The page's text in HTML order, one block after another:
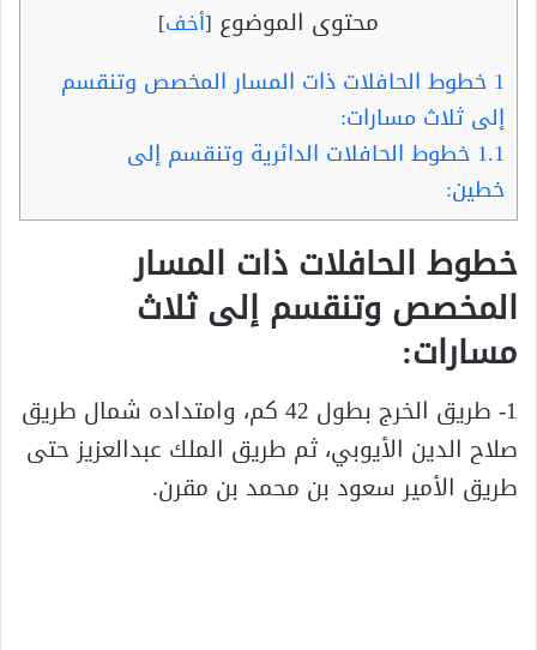
محتوى الموضوع [أخف]
1 خطوط الحافلات ذات المسار المخصص وتنقسم
إلى ثلاث مسارات:
1.1 خطوط الحافلات الدائرية وتنقسم إلى
خطين:
خطوط الحافلات ذات المسار
المخصص وتنقسم إلى ثلاث
مسارات:
1- طريق الخرج بطول 42 كم، وامتداده شمال طريق
صلاح الدين الأيوبي، ثم طريق الملك عبدالعزيز حتى
طريق الأمير سعود بن محمد بن مقرن.